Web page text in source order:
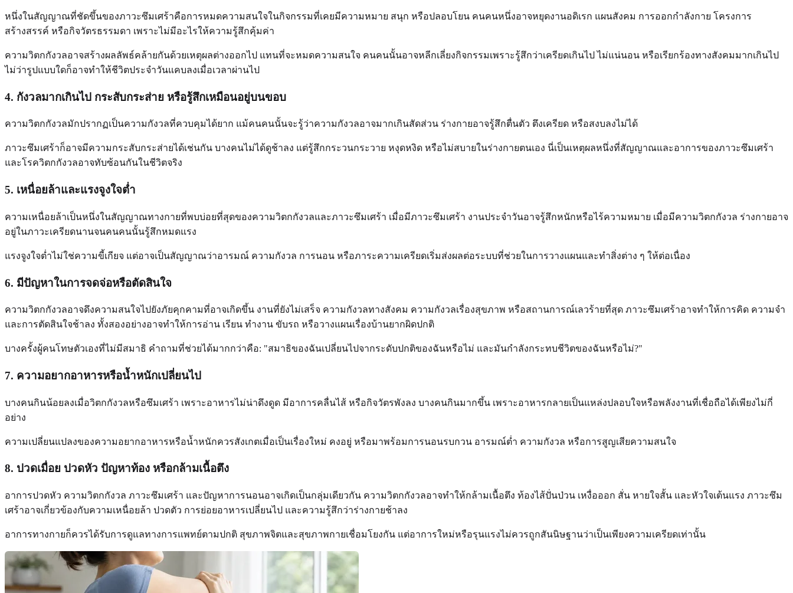
หนึ่งในสัญญาณที่ชัดขึ้นของภาวะซึมเศร้าคือการหมดความสนใจในกิจกรรมที่เคยมีความหมาย สนุก หรือปลอบโยน คนคนหนึ่งอาจหยุดงานอดิเรก แผนสังคม การออกกำลังกาย โครงการ
สร้างสรรค์ หรือกิจวัตรธรรมดา เพราะไม่มีอะไรให้ความรู้สึกคุ้มค่า
ความวิตกกังวลอาจสร้างผลลัพธ์คล้ายกันด้วยเหตุผลต่างออกไป แทนที่จะหมดความสนใจ คนคนนั้นอาจหลีกเลี่ยงกิจกรรมเพราะรู้สึกว่าเครียดเกินไป ไม่แน่นอน หรือเรียกร้องทางสังคมมากเกินไป
ไม่ว่ารูปแบบใดก็อาจทำให้ชีวิตประจำวันแคบลงเมื่อเวลาผ่านไป
4. กังวลมากเกินไป กระสับกระส่าย หรือรู้สึกเหมือนอยู่บนขอบ
ความวิตกกังวลมักปรากฏเป็นความกังวลที่ควบคุมได้ยาก แม้คนคนนั้นจะรู้ว่าความกังวลอาจมากเกินสัดส่วน ร่างกายอาจรู้สึกตื่นตัว ตึงเครียด หรือสงบลงไม่ได้
ภาวะซึมเศร้าก็อาจมีความกระสับกระส่ายได้เช่นกัน บางคนไม่ได้ดูช้าลง แต่รู้สึกกระวนกระวาย หงุดหงิด หรือไม่สบายในร่างกายตนเอง นี่เป็นเหตุผลหนึ่งที่สัญญาณและอาการของภาวะซึมเศร้า
และโรควิตกกังวลอาจทับซ้อนกันในชีวิตจริง
5. เหนื่อยล้าและแรงจูงใจต่ำ
ความเหนื่อยล้าเป็นหนึ่งในสัญญาณทางกายที่พบบ่อยที่สุดของความวิตกกังวลและภาวะซึมเศร้า เมื่อมีภาวะซึมเศร้า งานประจำวันอาจรู้สึกหนักหรือไร้ความหมาย เมื่อมีความวิตกกังวล ร่างกายอาจ
อยู่ในภาวะเครียดนานจนคนคนนั้นรู้สึกหมดแรง
แรงจูงใจต่ำไม่ใช่ความขี้เกียจ แต่อาจเป็นสัญญาณว่าอารมณ์ ความกังวล การนอน หรือภาระความเครียดเริ่มส่งผลต่อระบบที่ช่วยในการวางแผนและทำสิ่งต่าง ๆ ให้ต่อเนื่อง
6. มีปัญหาในการจดจ่อหรือตัดสินใจ
ความวิตกกังวลอาจดึงความสนใจไปยังภัยคุกคามที่อาจเกิดขึ้น งานที่ยังไม่เสร็จ ความกังวลทางสังคม ความกังวลเรื่องสุขภาพ หรือสถานการณ์เลวร้ายที่สุด ภาวะซึมเศร้าอาจทำให้การคิด ความจำ
และการตัดสินใจช้าลง ทั้งสองอย่างอาจทำให้การอ่าน เรียน ทำงาน ขับรถ หรือวางแผนเรื่องบ้านยากผิดปกติ
บางครั้งผู้คนโทษตัวเองที่ไม่มีสมาธิ คำถามที่ช่วยได้มากกว่าคือ: "สมาธิของฉันเปลี่ยนไปจากระดับปกติของฉันหรือไม่ และมันกำลังกระทบชีวิตของฉันหรือไม่?"
7. ความอยากอาหารหรือน้ำหนักเปลี่ยนไป
บางคนกินน้อยลงเมื่อวิตกกังวลหรือซึมเศร้า เพราะอาหารไม่น่าดึงดูด มีอาการคลื่นไส้ หรือกิจวัตรพังลง บางคนกินมากขึ้น เพราะอาหารกลายเป็นแหล่งปลอบใจหรือพลังงานที่เชื่อถือได้เพียงไม่กี่
อย่าง
ความเปลี่ยนแปลงของความอยากอาหารหรือน้ำหนักควรสังเกตเมื่อเป็นเรื่องใหม่ คงอยู่ หรือมาพร้อมการนอนรบกวน อารมณ์ต่ำ ความกังวล หรือการสูญเสียความสนใจ
8. ปวดเมื่อย ปวดหัว ปัญหาท้อง หรือกล้ามเนื้อตึง
อาการปวดหัว ความวิตกกังวล ภาวะซึมเศร้า และปัญหาการนอนอาจเกิดเป็นกลุ่มเดียวกัน ความวิตกกังวลอาจทำให้กล้ามเนื้อตึง ท้องไส้ปั่นป่วน เหงื่อออก สั่น หายใจสั้น และหัวใจเต้นแรง ภาวะซึม
เศร้าอาจเกี่ยวข้องกับความเหนื่อยล้า ปวดตัว การย่อยอาหารเปลี่ยนไป และความรู้สึกว่าร่างกายช้าลง
อาการทางกายก็ควรได้รับการดูแลทางการแพทย์ตามปกติ สุขภาพจิตและสุขภาพกายเชื่อมโยงกัน แต่อาการใหม่หรือรุนแรงไม่ควรถูกสันนิษฐานว่าเป็นเพียงความเครียดเท่านั้น